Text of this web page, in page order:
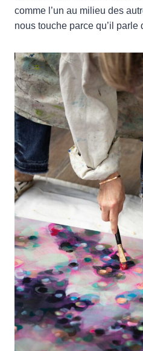
comme l’un au milieu des
nous touche parce qu’il parle